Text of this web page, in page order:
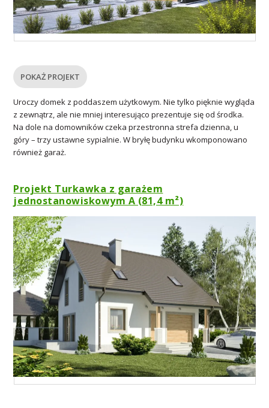
POKAŻ PROJEKT
Uroczy domek z poddaszem użytkowym. Nie tylko pięknie wygląda
z zewnątrz, ale nie mniej interesująco prezentuje się od środka.
Na dole na domowników czeka przestronna strefa dzienna, u
góry – trzy ustawne sypialnie. W bryłę budynku wkomponowano
również garaż.
Projekt Turkawka z garażem
jednostanowiskowym A (81,4 m²)